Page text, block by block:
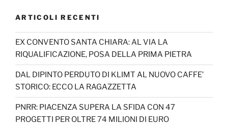
ARTICOLI RECENTI
EX CONVENTO SANTA CHIARA: AL VIA LA
RIQUALIFICAZIONE, POSA DELLA PRIMA PIETRA
DAL DIPINTO PERDUTO DI KLIMT AL NUOVO CAFFE’
STORICO: ECCO LA RAGAZZETTA
PNRR: PIACENZA SUPERA LA SFIDA CON 47
PROGETTI PER OLTRE 74 MILIONI DI EURO